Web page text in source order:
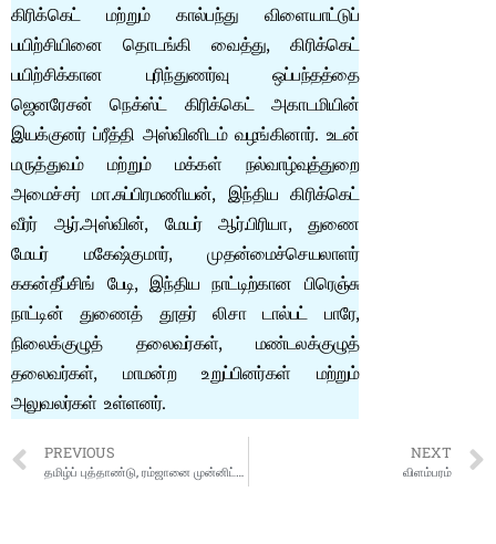
கிரிக்கெட் மற்றும் கால்பந்து விளையாட்டுப்
பயிற்சியினை தொடங்கி வைத்து, கிரிக்கெட்
பயிற்சிக்கான புரிந்துணர்வு ஒப்பந்தத்தை
ஜெனரேசன் நெக்ஸ்ட் கிரிக்கெட் அகாடமியின்
இயக்குனர் ப்ரீத்தி அஸ்வினிடம் வழங்கினார். உடன்
மருத்துவம் மற்றும் மக்கள் நல்வாழ்வுத்துறை
அமைச்சர் மா.சுப்பிரமணியன், இந்திய கிரிக்கெட்
வீரர் ஆர்.அஸ்வின், மேயர் ஆர்.பிரியா, துணை
மேயர் மகேஷ்குமார், முதன்மைச்செயலாளர்
ககன்தீப்சிங் பேடி, இந்திய நாட்டிற்கான பிரெஞ்சு
நாட்டின் துணைத் தூதர் லிசா டால்பட் பாரே,
நிலைக்குழுத் தலைவர்கள், மண்டலக்குழுத்
தலைவர்கள், மாமன்ற உறுப்பினர்கள் மற்றும்
அலுவலர்கள் உள்ளனர்.
PREVIOUS NEXT
விளம்பரம்